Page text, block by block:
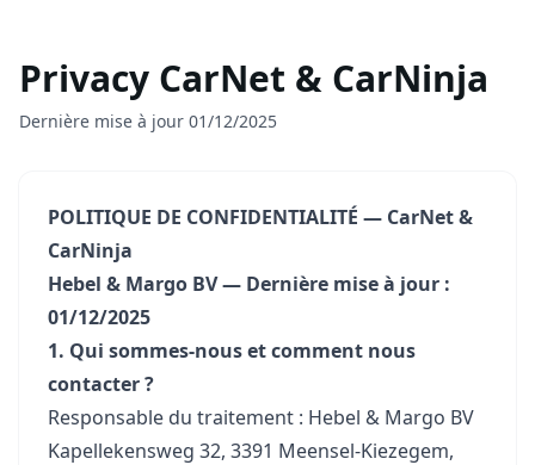
Privacy CarNet & CarNinja
Dernière mise à jour 01/12/2025
POLITIQUE DE CONFIDENTIALITÉ — CarNet &
CarNinja
Hebel & Margo BV — Dernière mise à jour :
01/12/2025
1. Qui sommes-nous et comment nous
contacter ?
Responsable du traitement : Hebel & Margo BV
Kapellekensweg 32, 3391 Meensel-Kiezegem,